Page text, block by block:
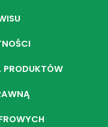
PRODUKTÓW